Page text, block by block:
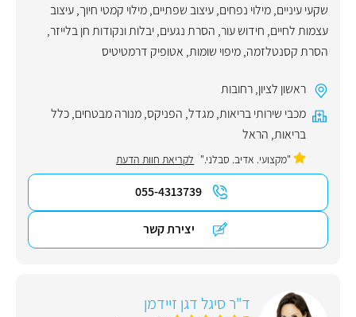
שקעי עיניים,מילוי נפחים,עיצוב שפתיים,מילוי קמטי חיוך,עיצוב
עצמות לחיים, חידוש עור, הסרת נגעים, יבלות ונקודות חן בלייזר,
הסרת קסנטלזמה,מיפוי שומות, אטופיק דרמטיטיס
ראשון לציון,רחובות
מכבי שירותי בריאות,מגדל, הפניקס,מנורה מבטחים,כלל
בריאות, הראל
"מקצועי. אדיב. סבלני." לקריאת חוות הדעת
055-4313739
יצירת קשר
ד"ר סיגל דגן זיידמן